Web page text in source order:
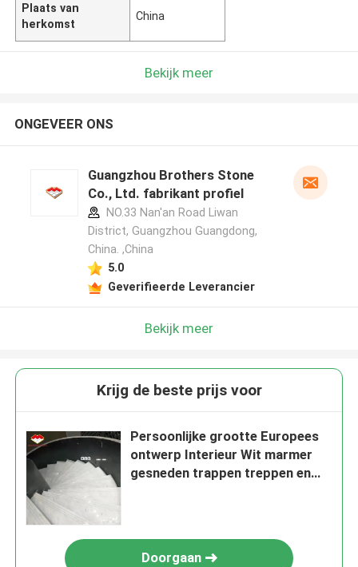
Plaats van
herkomst
China
Bekijk meer
ONGEVEER ONS
Guangzhou Brothers Stone
Co., Ltd. fabrikant profiel
NO.33 Nan'an Road Liwan
District, Guangzhou Guangdong,
China. ,China
5.0
Geverifieerde Leverancier
Bekijk meer
Krijg de beste prijs voor
Persoonlijke grootte Europees
ontwerp Interieur Wit marmer
gesneden trappen treppen en
Doorgaan